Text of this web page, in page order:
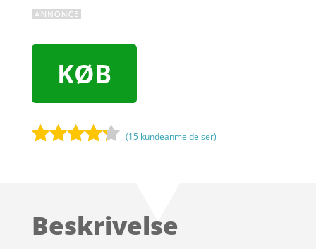
KØB
på
(15 kundeanmeldelser)
Beskrivelse